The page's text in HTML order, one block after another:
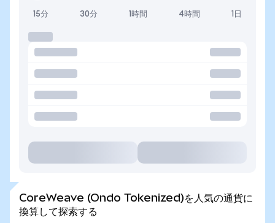
15分 30分 1時間 4時間 1日
CoreWeave (Ondo Tokenized)を人気の通貨に
換算して探索する